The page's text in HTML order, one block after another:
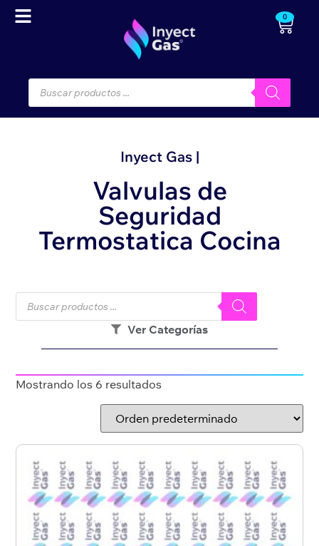
0
Inyect Gas |
Valvulas de
Seguridad
Termostatica Cocina
Ver Categorías
Mostrando los 6 resultados